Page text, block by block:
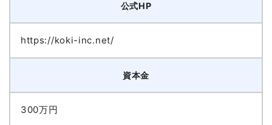
公式HP
https://koki-inc.net/
資本金
300万円